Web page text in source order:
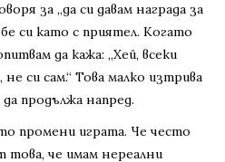
за „да си давам награда за
си като с приятел. Когато
да кажа: „Хей, всеки
си сам.“ Това малко изтрива
продължа напред.
промени играта. Че често
това, че имам нереални